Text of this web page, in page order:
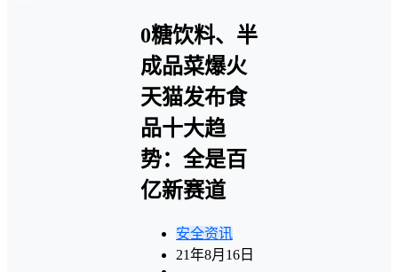
0糖饮料、半
成品菜爆火
天猫发布食
品十大趋
势：全是百
亿新赛道
安全资讯
21年8月16日